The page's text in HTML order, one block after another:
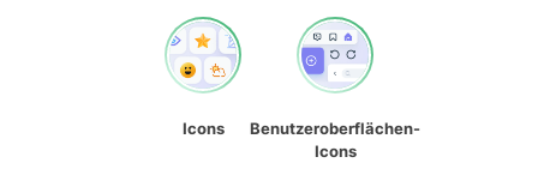
Icons
Benutzeroberflächen-
Icons